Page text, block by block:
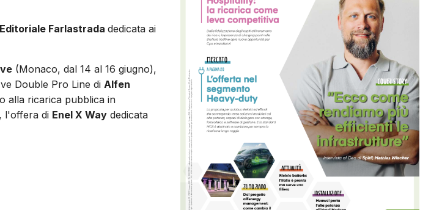
Editoriale Farlastrada dedicata ai
(Monaco, dal 14 al 16 giugno),
Double Pro Line di Alfen
alla ricarica pubblica in
l'offera di Enel X Way dedicata